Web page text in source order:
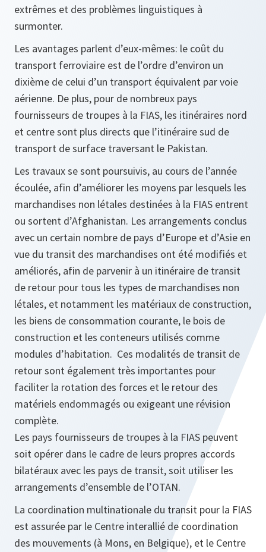
extrêmes et des problèmes linguistiques à
surmonter.
Les avantages parlent d’eux-mêmes: le coût du
transport ferroviaire est de l’ordre d’environ un
dixième de celui d’un transport équivalent par voie
aérienne. De plus, pour de nombreux pays
fournisseurs de troupes à la FIAS, les itinéraires nord
et centre sont plus directs que l’itinéraire sud de
transport de surface traversant le Pakistan.
Les travaux se sont poursuivis, au cours de l’année
écoulée, afin d’améliorer les moyens par lesquels les
marchandises non létales destinées à la FIAS entrent
ou sortent d’Afghanistan. Les arrangements conclus
avec un certain nombre de pays d’Europe et d’Asie en
vue du transit des marchandises ont été modifiés et
améliorés, afin de parvenir à un itinéraire de transit
de retour pour tous les types de marchandises non
létales, et notamment les matériaux de construction,
les biens de consommation courante, le bois de
construction et les conteneurs utilisés comme
modules d’habitation. Ces modalités de transit de
retour sont également très importantes pour
faciliter la rotation des forces et le retour des
matériels endommagés ou exigeant une révision
complète.
Les pays fournisseurs de troupes à la FIAS peuvent
soit opérer dans le cadre de leurs propres accords
bilatéraux avec les pays de transit, soit utiliser les
arrangements d’ensemble de l’OTAN.
La coordination multinationale du transit pour la FIAS
est assurée par le Centre interallié de coordination
des mouvements (à Mons, en Belgique), et le Centre